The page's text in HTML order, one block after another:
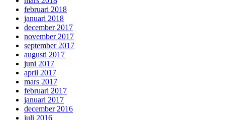
februari 2018
januari 2018
december 2017
november 2017
september 2017
augusti 2017
juni 2017
april 2017
mars 2017
februari 2017
januari 2017
december 2016
juli 2016